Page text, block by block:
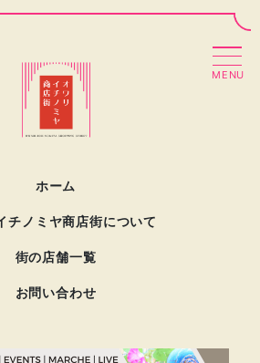
MENU
ホーム
チノミヤ商店街について
街の店舗一覧
お問い合わせ